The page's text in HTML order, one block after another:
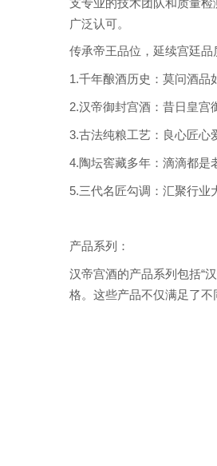
支专业的技术团队和质量
广泛认可。
传承帝王品位，延续宫廷品
1.千年酿酒历史：莫问酒品
2.汉帝御封宫酒：昔日皇宫
3.古法纯粮工艺：良心匠心
4.陶坛窖藏多年：滴滴都是
5.三代名匠勾调：汇聚行业
产品系列：
汉帝宫酒的产品系列包括“
格。这些产品不仅满足了不